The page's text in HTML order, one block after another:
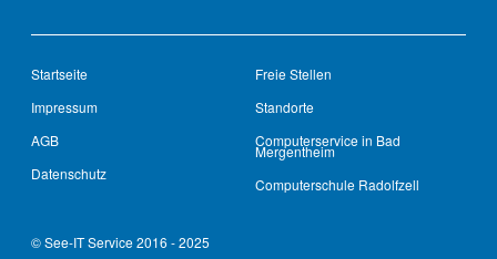
See-IT-Service
Startseite
Impressum
AGB
Datenschutz
Freie Stellen
Standorte
Computerservice in Bad
Mergentheim
Computerschule Radolfzell
© See-IT Service 2016 - 2025